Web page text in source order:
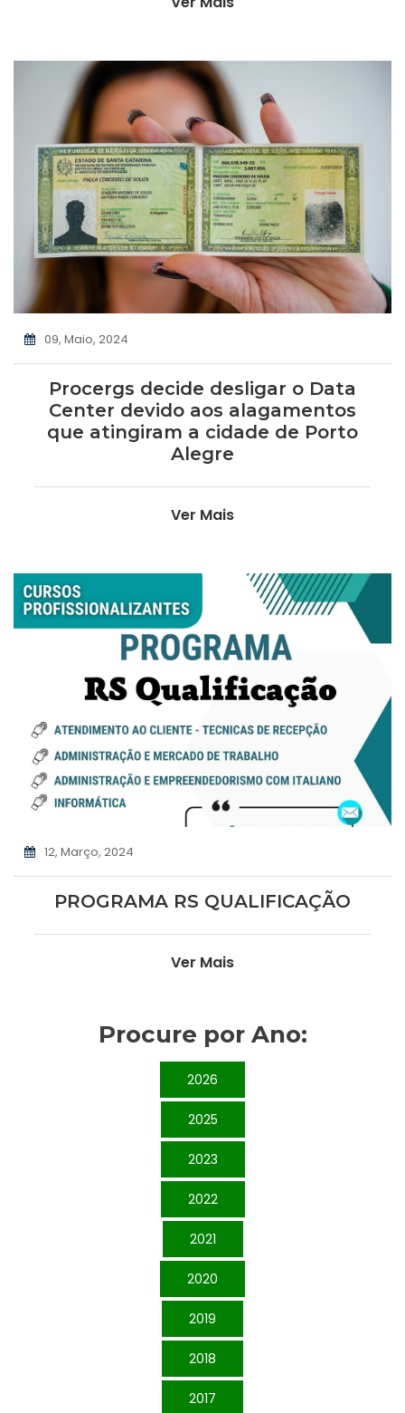
09, Maio, 2024
Procergs decide desligar o Data
Center devido aos alagamentos
que atingiram a cidade de Porto
Alegre
Ver Mais
12, Março, 2024
PROGRAMA RS QUALIFICAÇÃO
Ver Mais
Procure por Ano:
2026
2025
2023
2022
2021
2020
2019
2018
2017